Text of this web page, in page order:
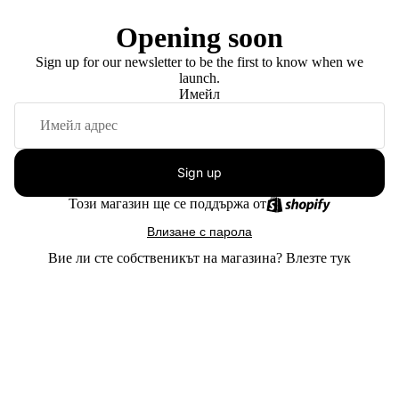
Opening soon
Sign up for our newsletter to be the first to know when we
launch.
Имейл
Sign up
Този магазин ще се поддържа от
Влизане с парола
Вие ли сте собственикът на магазина? Влезте тук